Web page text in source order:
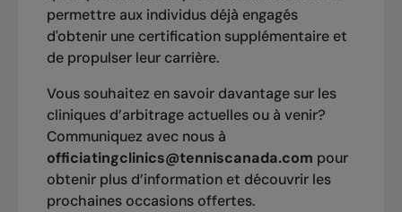
permettre aux individus déjà engagés
d'obtenir une certification supplémentaire et
de propulser leur carrière.
Vous souhaitez en savoir davantage sur les
cliniques d’arbitrage actuelles ou à venir?
Communiquez avec nous à
officiatingclinics@tenniscanada.com pour
obtenir plus d’information et découvrir les
prochaines occasions offertes.